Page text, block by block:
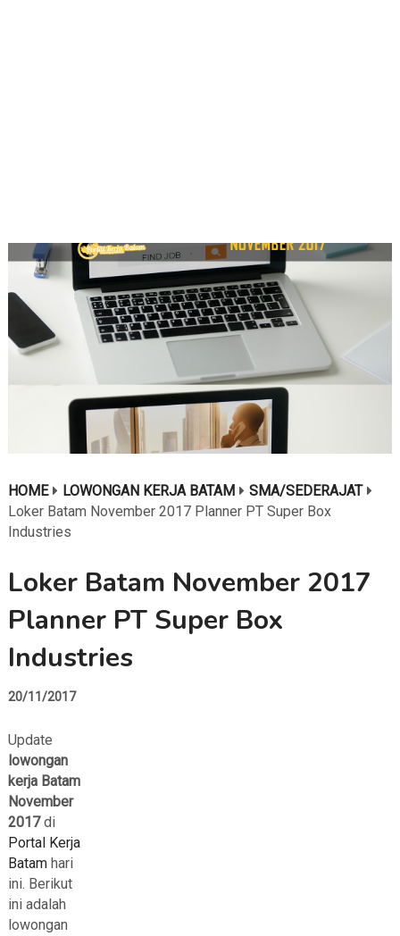
HOME LOWONGAN KERJA BATAM
SMA/SEDERAJAT
Loker Batam November 2017 Planner PT Super Box
Industries
Loker Batam November 2017
Planner PT Super Box
Industries
20/11/2017
Update
lowongan
kerja Batam
November
2017di
Portal Kerja
Batamhari
ini. Berikut
ini adalah
lowongan